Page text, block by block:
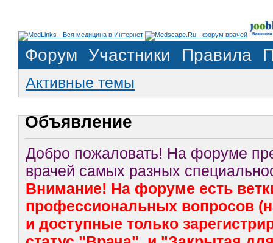
Форум Участники Правила
Активные темы
Объявление
Добро пожаловать! На форуме
врачей самых разных
Внимание! На форуме есть
профессиональных вопросов
и доступные только